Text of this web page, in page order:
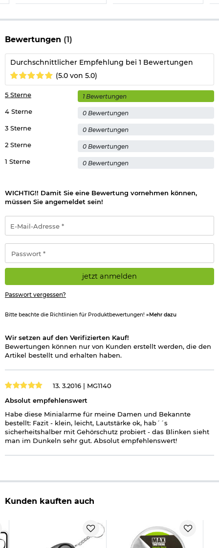
Akustische Alarmgeräte werden auf Grund Ihrer
Kriminalpolizei empfohlen!
Herstellerinformationen
Bewertungen (1)
Durchschnittlicher Empfehlung bei 1 Bewertungen
(5.0 von 5.0)
1 Sterne 0 Bewertungen
2 Sterne 0 Bewertungen
3 Sterne 0 Bewertungen
4 Sterne 0 Bewertungen
5 Sterne 1 Bewertungen
WICHTIG!! Damit Sie eine Bewertung vornehmen können,
müssen Sie angemeldet sein!
Mail-
Adresse
*
jetzt anmelden
Passwort vergessen?
Bitte beachte die Richtlinien für Produktbewertungen! »Mehr dazu
Wir setzen auf den Verifizierten Kauf!
Bewertungen können nur von Kunden erstellt werden, die den
Artikel bestellt und erhalten haben.
13. 3.2016 | MG1140
Absolut empfehlenswert
Habe diese Minialarme für meine Damen und Bekannte
bestellt: Fazit - klein, leicht, Lautstärke ok, hab´´s
sicherheitshalber mit Gehörschutz probiert - das Blinken sieht
man im Dunkeln sehr gut. Absolut empfehlenswert!
Kunden kauften auch